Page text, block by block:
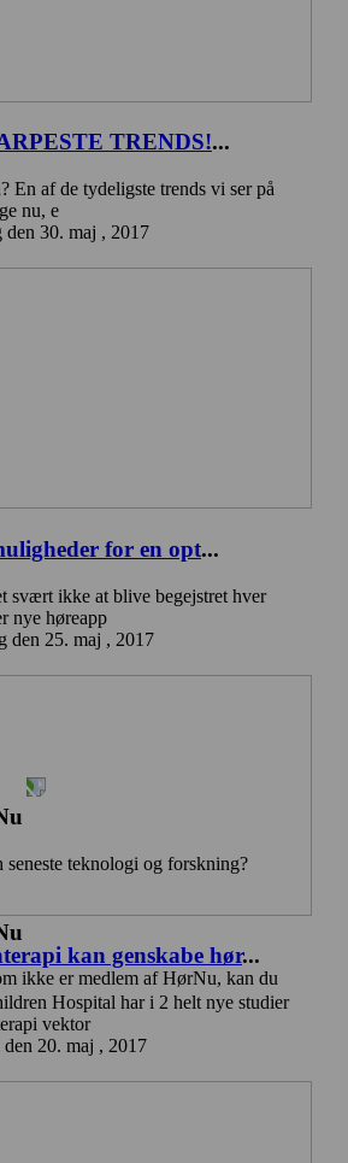
TRENDS!...
En af de tydeligste trends vi ser på
nu, e
den 30. maj , 2017
for en opt...
svært ikke at blive begejstret hver
nye høreapp
den 25. maj , 2017
kan genskabe hør...
Hospital har i 2 helt nye studier
vektor
den 20. maj , 2017
seneste teknologi og forskning?
ikke er medlem af HørNu, kan du